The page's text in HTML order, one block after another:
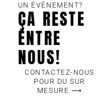
UN ÉVÉNEMENT?
ÇA RESTE
ENTRE
NOUS!
CONTACTEZ-NOUS
POUR DU SUR
MESURE ⟶